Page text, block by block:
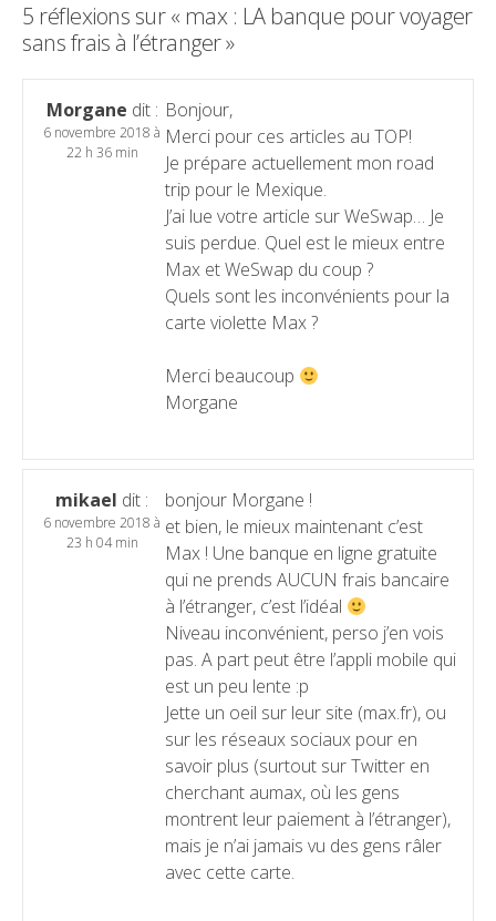
5 réflexions sur « max : LA banque pour voyager
sans frais à l’étranger»
Morgane dit :
6 novembre 2018 à
22 h 36 min
Bonjour,
Merci pour ces articles au TOP!
Je prépare actuellement mon road
trip pour le Mexique.
J’ai lue votre article sur WeSwap… Je
suis perdue. Quel est le mieux entre
Max et WeSwap du coup ?
Quels sont les inconvénients pour la
carte violette Max ?
Merci beaucoup
Morgane
mikael dit :
6 novembre 2018 à
23 h 04 min
bonjour Morgane !
et bien, le mieux maintenant c’est
Max ! Une banque en ligne gratuite
qui ne prends AUCUN frais bancaire
à l’étranger, c’est l’idéal
Niveau inconvénient, perso j’en vois
pas. A part peut être l’appli mobile qui
est un peu lente :p
Jette un oeil sur leur site (max.fr), ou
sur les réseaux sociaux pour en
savoir plus (surtout sur Twitter en
cherchant aumax, où les gens
montrent leur paiement à l’étranger),
mais je n’ai jamais vu des gens râler
avec cette carte.